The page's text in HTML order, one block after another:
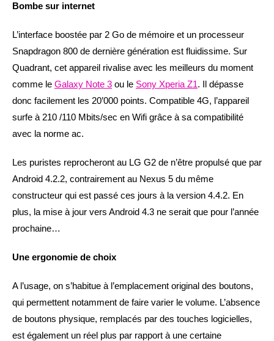
Bombe sur internet
L’interface boostée par 2 Go de mémoire et un processeur
Snapdragon 800 de dernière génération est fluidissime. Sur
Quadrant, cet appareil rivalise avec les meilleurs du moment
comme le Galaxy Note 3 ou le Sony Xperia Z1. Il dépasse
donc facilement les 20’000 points. Compatible 4G, l’appareil
surfe à 210 /110 Mbits/sec en Wifi grâce à sa compatibilité
avec la norme ac.
Les puristes reprocheront au LG G2 de n’être propulsé que par
Android 4.2.2, contrairement au Nexus 5 du même
constructeur qui est passé ces jours à la version 4.4.2. En
plus, la mise à jour vers Android 4.3 ne serait que pour l’année
prochaine…
Une ergonomie de choix
A l’usage, on s’habitue à l’emplacement original des boutons,
qui permettent notamment de faire varier le volume. L’absence
de boutons physique, remplacés par des touches logicielles,
est également un réel plus par rapport à une certaine